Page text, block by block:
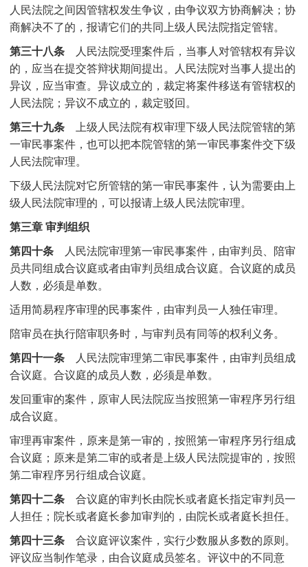
人民法院之间因管辖权发生争议，由争议双方协商解决；协
商解决不了的，报请它们的共同上级人民法院指定管辖。
第三十八条 人民法院受理案件后，当事人对管辖权有异议
的，应当在提交答辩状期间提出。人民法院对当事人提出的
异议，应当审查。异议成立的，裁定将案件移送有管辖权的
人民法院；异议不成立的，裁定驳回。
第三十九条上级人民法院有权审理下级人民法院管辖的第
一审民事案件，也可以把本院管辖的第一审民事案件交下级
人民法院审理。
下级人民法院对它所管辖的第一审民事案件，认为需要由上
级人民法院审理的，可以报请上级人民法院审理。
第三章 审判组织
第四十条 人民法院审理第一审民事案件，由审判员、陪审
员共同组成合议庭或者由审判员组成合议庭。合议庭的成员
人数，必须是单数。
适用简易程序审理的民事案件，由审判员一人独任审理。
陪审员在执行陪审职务时，与审判员有同等的权利义务。
第四十一条 人民法院审理第二审民事案件，由审判员组成
合议庭。合议庭的成员人数，必须是单数。
发回重审的案件，原审人民法院应当按照第一审程序另行组
成合议庭。
审理再审案件，原来是第一审的，按照第一审程序另行组成
合议庭；原来是第二审的或者是上级人民法院提审的，按照
第二审程序另行组成合议庭。
第四十二条合议庭的审判长由院长或者庭长指定审判员一
人担任；院长或者庭长参加审判的，由院长或者庭长担任。
第四十三条合议庭评议案件，实行少数服从多数的原则。
评议应当制作笔录，由合议庭成员签名。评议中的不同意